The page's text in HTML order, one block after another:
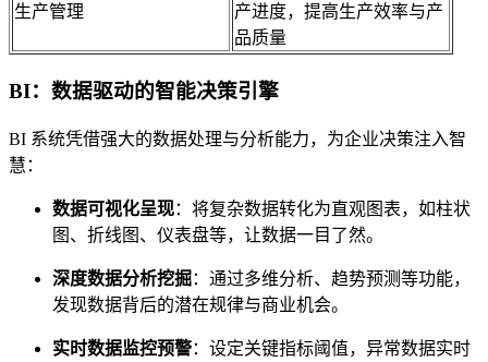
生产管理
产进度，提高生产效率与产
品质量
BI：数据驱动的智能决策引擎
BI 系统凭借强大的数据处理与分析能力，为企业决策注入智
慧：
数据可视化呈现：将复杂数据转化为直观图表，如柱状
图、折线图、仪表盘等，让数据一目了然。
深度数据分析挖掘：通过多维分析、趋势预测等功能，
发现数据背后的潜在规律与商业机会。
实时数据监控预警：设定关键指标阈值，异常数据实时